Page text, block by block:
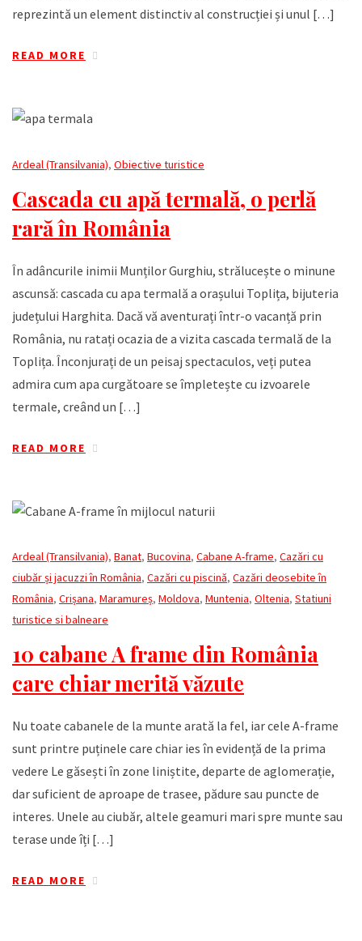
reprezintă un element distinctiv al construcției și unul […]
READ MORE
Ardeal (Transilvania), Obiective turistice
Cascada cu apă termală, o perlă
rară în România
În adâncurile inimii Munților Gurghiu, strălucește o minune
ascunsă: cascada cu apa termală a orașului Toplița, bijuteria
județului Harghita. Dacă vă aventurați într-o vacanță prin
România, nu ratați ocazia de a vizita cascada termală de la
Toplița. Înconjurați de un peisaj spectaculos, veți putea
admira cum apa curgătoare se împletește cu izvoarele
termale, creând un […]
READ MORE
Ardeal (Transilvania), Banat, Bucovina, Cabane A-frame, Cazări cu
ciubăr și jacuzzi în România, Cazări cu piscină, Cazări deosebite în
România, Crișana, Maramureș, Moldova, Muntenia, Oltenia, Statiuni
turistice si balneare
10 cabane A frame din România
care chiar merită văzute
Nu toate cabanele de la munte arată la fel, iar cele A-frame
sunt printre puținele care chiar ies în evidență de la prima
vedere Le găsești în zone liniștite, departe de aglomerație,
dar suficient de aproape de trasee, pădure sau puncte de
interes. Unele au ciubăr, altele geamuri mari spre munte sau
terase unde îți […]
READ MORE